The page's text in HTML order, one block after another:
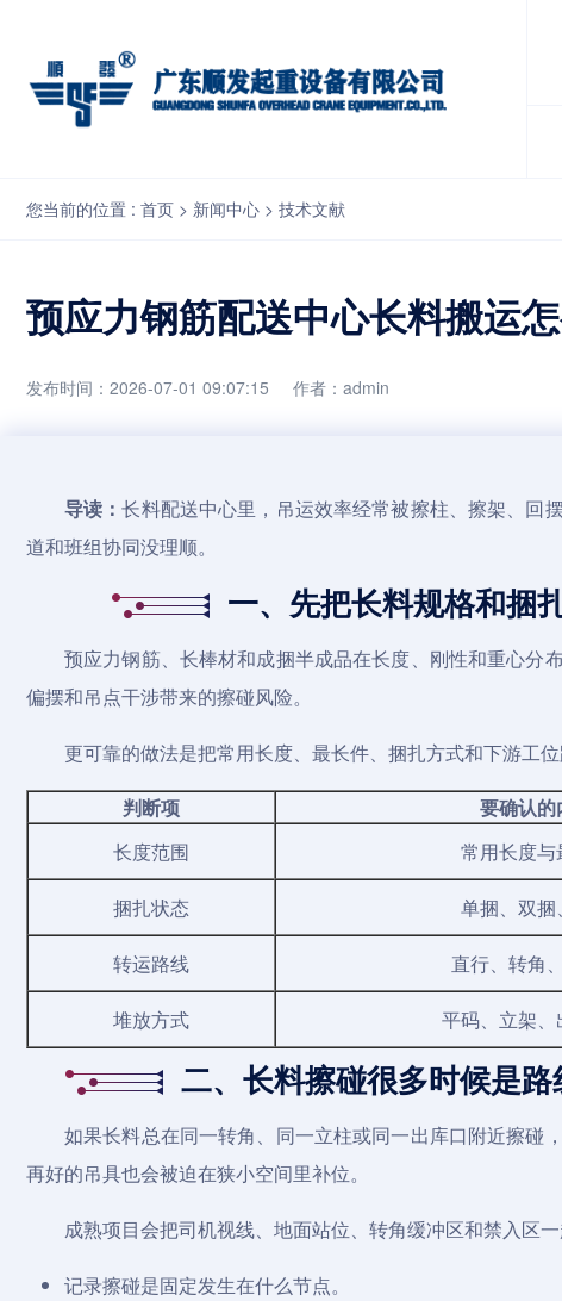
预应力钢筋配送中心长料搬运怎么减少擦碰？吊点间距、通道规划和班组
您当前的位置 : 首页 > 新闻中心 > 技术文献
预应力钢筋配送中心长料搬运
发布时间：2026-07-01 09:07:15 作者：admin
导读：长料配送中心里，吊运效率经常被擦柱、擦架、回
道和班组协同没理顺。
一、先把长料规格和捆
预应力钢筋、长棒材和成捆半成品在长度、刚性和重心分
偏摆和吊点干涉带来的擦碰风险。
更可靠的做法是把常用长度、最长件、捆扎方式和下游工
判断项
要确认的
长度范围
常用长度与
捆扎状态 单捆、双捆
转运路线 直行、转角
堆放方式 平码、立架
二、长料擦碰很多时候是
如果长料总在同一转角、同一立柱或同一出库口附近擦碰
再好的吊具也会被迫在狭小空间里补位。
成熟项目会把司机视线、地面站位、转角缓冲区和禁入区
记录擦碰是固定发生在什么节点。